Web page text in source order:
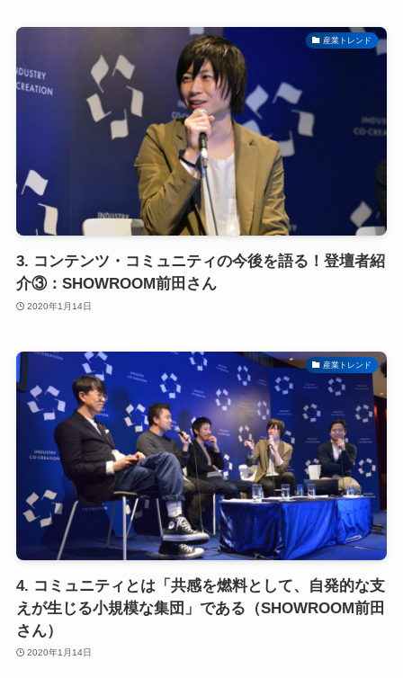
産業トレンド
3. コンテンツ・コミュニティの今後を語る！登壇者紹
介③：SHOWROOM前田さん
2020年1月14日
産業トレンド
4. コミュニティとは「共感を燃料として、自発的な支
えが生じる小規模な集団」である（SHOWROOM前田
さん）
2020年1月14日